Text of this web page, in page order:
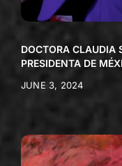
DOCTORA CLAUDIA
PRESIDENTA DE
JUNE 3, 2024